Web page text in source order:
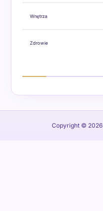
Wnętrza
Zdrowie
Copyright © 2026